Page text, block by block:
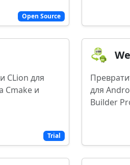
Open Source
Trial
CLion для
Cmake и
для
Builder